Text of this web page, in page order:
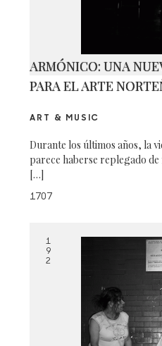
ARMÓNICO: UNA
PARA EL ARTE
ART & MUSIC
Durante los últimos años, la
parece haberse replegado
[…]
1707
1
9
2